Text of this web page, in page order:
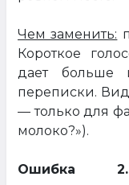
Чем заменить:
Короткое
дает больше
переписки.
— только для
молоко?»).
Ошибка